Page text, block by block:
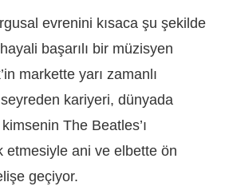
evrenini kısaca şu şekilde
başarılı bir müzisyen
markette yarı zamanlı
kariyeri, dünyada
The Beatles’ı
etmesiyle ani ve elbette ön
geçiyor.